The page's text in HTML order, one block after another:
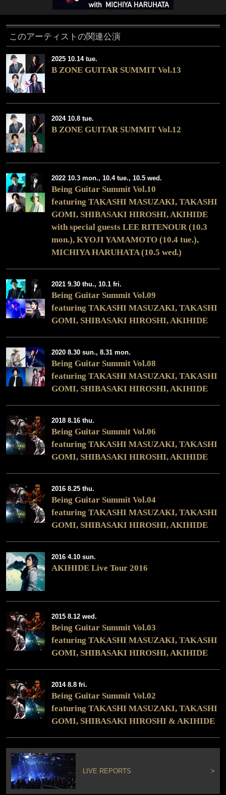
このアーティストの関連公演
2025 10.14 tue.
B ZONE GUITAR SUMMIT Vol.13
2024 10.8 tue.
B ZONE GUITAR SUMMIT Vol.12
2022 10.3 mon., 10.4 tue., 10.5 wed.
Being Guitar Summit Vol.10
featuring TAKASHI MASUZAKI, TAKASHI
GOMI, SHIBASAKI HIROSHI, AKIHIDE
with special guests LEE RITENOUR (10.3
mon.), KYOJI YAMAMOTO (10.4 tue.),
MICHIYA HARUHATA (10.5 wed.)
2021 9.30 thu., 10.1 fri.
Being Guitar Summit Vol.09
featuring TAKASHI MASUZAKI, TAKASHI
GOMI, SHIBASAKI HIROSHI, AKIHIDE
2020 8.30 sun., 8.31 mon.
Being Guitar Summit Vol.08
featuring TAKASHI MASUZAKI, TAKASHI
GOMI, SHIBASAKI HIROSHI, AKIHIDE
2018 8.16 thu.
Being Guitar Summit Vol.06
featuring TAKASHI MASUZAKI, TAKASHI
GOMI, SHIBASAKI HIROSHI, AKIHIDE
2016 8.25 thu.
Being Guitar Summit Vol.04
featuring TAKASHI MASUZAKI, TAKASHI
GOMI, SHIBASAKI HIROSHI, AKIHIDE
2016 4.10 sun.
AKIHIDE Live Tour 2016
2015 8.12 wed.
Being Guitar Summit Vol.03
featuring TAKASHI MASUZAKI, TAKASHI
GOMI, SHIBASAKI HIROSHI, AKIHIDE
2014 8.8 fri.
Being Guitar Summit Vol.02
featuring TAKASHI MASUZAKI, TAKASHI
GOMI, SHIBASAKI HIROSHI & AKIHIDE
LIVE REPORTS >